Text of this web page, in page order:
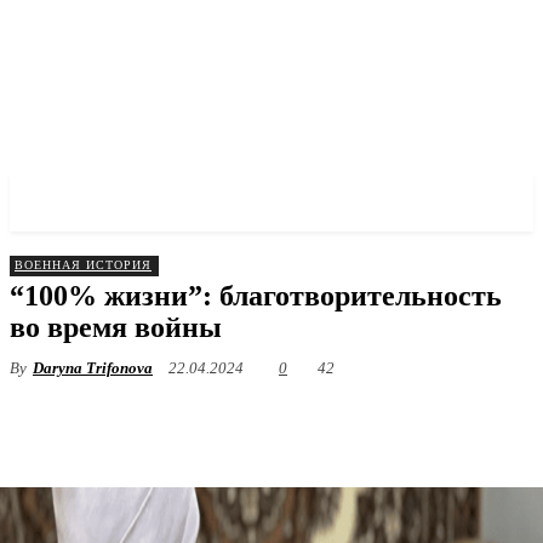
ВОЕННАЯ ИСТОРИЯ
“100% жизни”: благотворительность
во время войны
By Daryna Trifonova 22.04.2024 0 42